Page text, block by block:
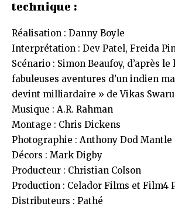
technique :
Réalisation : Danny Boyle
Interprétation : Dev Patel, Freida
Scénario : Simon Beaufoy, d’après
fabuleuses aventures d’un indien
devint milliardaire » de Vikas
Musique : A.R. Rahman
Montage : Chris Dickens
Photographie : Anthony Dod Mantle
Décors : Mark Digby
Producteur : Christian Colson
Production : Celador Films et Film4
Distributeurs : Pathé